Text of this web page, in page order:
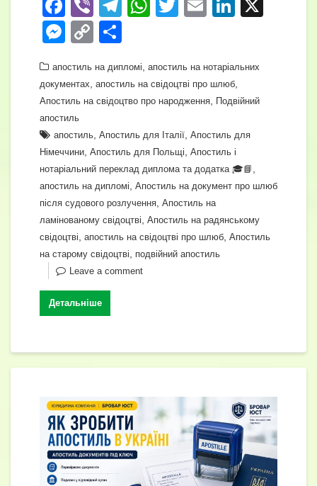
F
a
c
e
b
o
o
k
Vi
b
er
T
gr
a
W
s
A
p
T
er
E
Li
e
dI
M
ss
e
n
g
er
C
p
y
n
k
ді
л
т
и
с
я
апостиль на дипломі, апостиль на нотаріальних
документах, апостиль на свідоцтві про шлюб,
Апостиль на свідоцтво про народження, Подвійний
апостиль
апостиль, Апостиль для Італії, Апостиль для
Німеччини, Апостиль для Польщі, Апостиль і
нотаріальний переклад диплома та додатка 🎓📘 ,
апостиль на дипломі, Апостиль на документ про шлюб
після судового розлучення, Апостиль на
ламінованому свідоцтві, Апостиль на радянському
свідоцтві, апостиль на свідоцтві про шлюб, Апостиль
на старому свідоцтві, подвійний апостиль
Leave a comment
Детальніше